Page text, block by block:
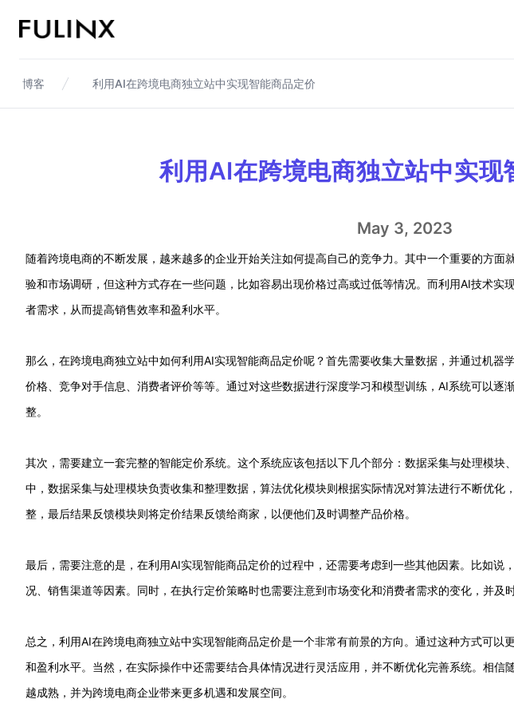
Fulinx-跨境电商独立站自建站平台
博客 利用AI在跨境电商独立站中实现智能商品定价
利用AI在跨境电商独立站中实现
May 3, 2023
随着跨境电商的不断发展，越来越多的企业开始关注如何提高自己的竞争力。其中一个重要的方
验和市场调研，但这种方式存在一些问题，比如容易出现价格过高或过低等情况。而利用AI技术实
者需求，从而提高销售效率和盈利水平。
那么，在跨境电商独立站中如何利用AI实现智能商品定价呢？首先需要收集大量数据，并通过机器
价格、竞争对手信息、消费者评价等等。通过对这些数据进行深度学习和模型训练，AI系统可以逐
整。
其次，需要建立一套完整的智能定价系统。这个系统应该包括以下几个部分：数据采集与处理模块
中，数据采集与处理模块负责收集和整理数据，算法优化模块则根据实际情况对算法进行不断优化
整，最后结果反馈模块则将定价结果反馈给商家，以便他们及时调整产品价格。
最后，需要注意的是，在利用AI实现智能商品定价的过程中，还需要考虑到一些其他因素。比如说
况、销售渠道等因素。同时，在执行定价策略时也需要注意到市场变化和消费者需求的变化，并及时
总之，利用AI在跨境电商独立站中实现智能商品定价是一个非常有前景的方向。通过这种方式可以
和盈利水平。当然，在实际操作中还需要结合具体情况进行灵活应用，并不断优化完善系统。相
越成熟，并为跨境电商企业带来更多机遇和发展空间。